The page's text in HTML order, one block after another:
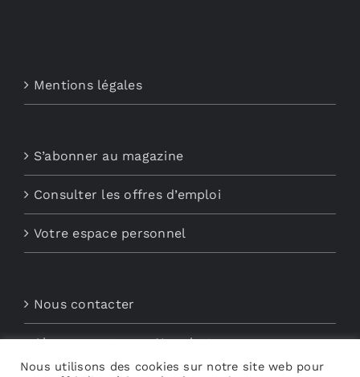
Mentions légales
S’abonner au magazine
Consulter les offres d’emploi
Votre espace personnel
Nous contacter
Abonnements aux Newsletters
Nous utilisons des cookies sur notre site web pour